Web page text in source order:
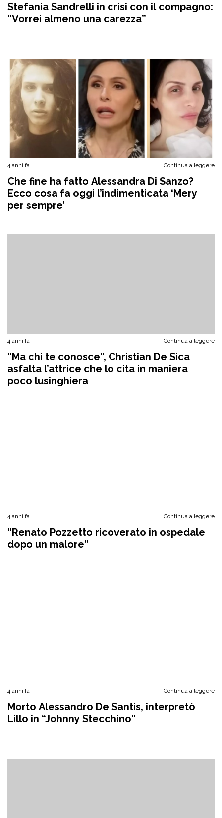
Stefania Sandrelli in crisi con il compagno:
“Vorrei almeno una carezza”
4 anni fa Continua a leggere
Che fine ha fatto Alessandra Di Sanzo?
Ecco cosa fa oggi l’indimenticata ‘Mery
per sempre’
4 anni fa Continua a leggere
“Ma chi te conosce”, Christian De Sica
asfalta l’attrice che lo cita in maniera
poco lusinghiera
4 anni fa Continua a leggere
“Renato Pozzetto ricoverato in ospedale
dopo un malore”
4 anni fa Continua a leggere
Morto Alessandro De Santis, interpretò
Lillo in “Johnny Stecchino”